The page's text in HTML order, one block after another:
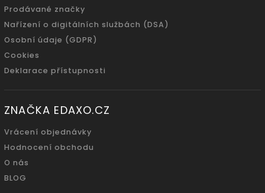
Prodávané značky
Nařízení o digitálních službách (DSA)
Osobní údaje (GDPR)
Cookies
Deklarace přístupnosti
ZNAČKA EDAXO.CZ
Vrácení objednávky
Hodnocení obchodu
O nás
BLOG